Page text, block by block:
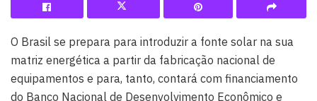
O Brasil se prepara para introduzir a fonte solar na sua
matriz energética a partir da fabricação nacional de
equipamentos e para, tanto, contará com financiamento
do Banco Nacional de Desenvolvimento Econômico e